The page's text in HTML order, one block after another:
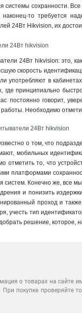
системы сохранности.
наконец-то требуется
24Вт Hikvision, их
24Вт hikvision
24Вт hikvision: это,
скорость
употребляют в
где принципиально
постоянно говорит,
работы. Необходимо
24Вт hikvision
о том, что
мобильных
отметить то, что
платформами
систем. Конечно же, все
и понизить
проход и
учесть тип
решение, которое,
о товарах на сайте
покупке проверяйте